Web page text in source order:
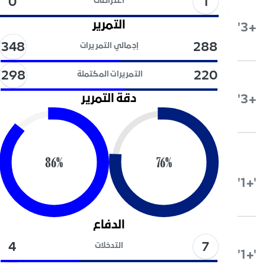
التمرير
288
إجمالي التمريرات
348
220
التمريرات المكتملة
298
دقة التمرير
76%
86%
الدفاع
7
التدخلات
4